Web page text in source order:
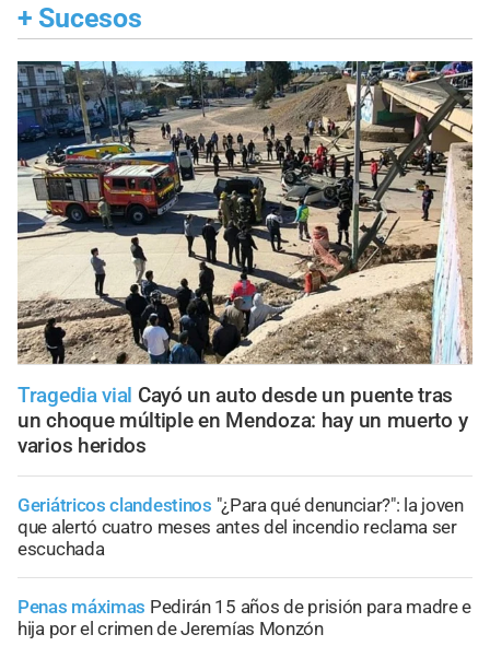
+ Sucesos
Tragedia vial Cayó un auto desde un puente tras
un choque múltiple en Mendoza: hay un muerto y
varios heridos
Geriátricos clandestinos "¿Para qué denunciar?": la joven
que alertó cuatro meses antes del incendio reclama ser
escuchada
Penas máximas Pedirán 15 años de prisión para madre e
hija por el crimen de Jeremías Monzón